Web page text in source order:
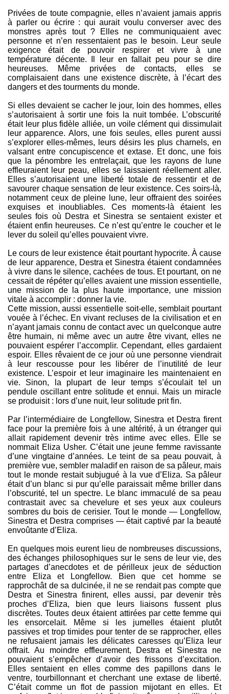
Privées de toute compagnie, elles n’avaient jamais appris
à parler ou écrire : qui aurait voulu converser avec des
monstres après tout ? Elles ne communiquaient avec
personne et n’en ressentaient pas le besoin. Leur seule
exigence était de pouvoir respirer et vivre à une
température décente. Il leur en fallait peu pour se dire
heureuses. Même privées de contacts, elles se
complaisaient dans une existence discrète, à l’écart des
dangers et des tourments du monde.
Si elles devaient se cacher le jour, loin des hommes, elles
s’autorisaient à sortir une fois la nuit tombée. L’obscurité
était leur plus fidèle alliée, un voile clément qui dissimulait
leur apparence. Alors, une fois seules, elles purent aussi
s’explorer elles-mêmes, leurs désirs les plus charnels, en
valsant entre concupiscence et extase. Et donc, une fois
que la pénombre les entrelaçait, que les rayons de lune
effleuraient leur peau, elles se laissaient réellement aller.
Elles s’autorisaient une liberté totale de ressentir et de
savourer chaque sensation de leur existence. Ces soirs-là,
notamment ceux de pleine lune, leur offraient des soirées
exquises et inoubliables. Ces moments-là étaient les
seules fois où Destra et Sinestra se sentaient exister et
étaient enfin heureuses. Ce n’est qu’entre le coucher et le
lever du soleil qu’elles pouvaient vivre.
Le cours de leur existence était pourtant hypocrite. À cause
de leur apparence, Destra et Sinestra étaient condamnées
à vivre dans le silence, cachées de tous. Et pourtant, on ne
cessait de répéter qu’elles avaient une mission essentielle,
une mission de la plus haute importance, une mission
vitale à accomplir : donner la vie.
Cette mission, aussi essentielle soit-elle, semblait pourtant
vouée à l’échec. En vivant recluses de la civilisation et en
n’ayant jamais connu de contact avec un quelconque autre
être humain, ni même avec un autre être vivant, elles ne
pouvaient espérer l’accomplir. Cependant, elles gardaient
espoir. Elles rêvaient de ce jour où une personne viendrait
à leur rescousse pour les libérer de l’inutilité de leur
existence. L’espoir et leur imaginaire les maintenaient en
vie. Sinon, la plupart de leur temps s’écoulait tel un
pendule oscillant entre solitude et ennui. Mais un miracle
se produisit : lors d’une nuit, leur solitude prit fin.
Par l’intermédiaire de Longfellow, Sinestra et Destra firent
face pour la première fois à une altérité, à un étranger qui
allait rapidement devenir très intime avec elles. Elle se
nommait Eliza Usher. C’était une jeune femme ravissante
d’une vingtaine d’années. Le teint de sa peau pouvait, à
première vue, sembler maladif en raison de sa pâleur, mais
tout le monde restait subjugué à la vue d’Eliza. Sa pâleur
était d’un blanc si pur qu’elle paraissait même briller dans
l’obscurité, tel un spectre. Le blanc immaculé de sa peau
contrastait avec sa chevelure et ses yeux aux couleurs
sombres du bois de cerisier. Tout le monde — Longfellow,
Sinestra et Destra comprises — était captivé par la beauté
envoûtante d’Eliza.
En quelques mois eurent lieu de nombreuses discussions,
des échanges philosophiques sur le sens de leur vie, des
partages d’anecdotes et de périlleux jeux de séduction
entre Eliza et Longfellow. Bien que cet homme se
rapprochât de sa dulcinée, il ne se rendait pas compte que
Destra et Sinestra finirent, elles aussi, par devenir très
proches d’Eliza, bien que leurs liaisons fussent plus
discrètes. Toutes deux étaient attirées par cette femme qui
les ensorcelait. Même si les jumelles étaient plutôt
passives et trop timides pour tenter de se rapprocher, elles
ne refusaient jamais les délicates caresses qu’Eliza leur
offrait. Au moindre effleurement, Destra et Sinestra ne
pouvaient s’empêcher d’avoir des frissons d’excitation.
Elles sentaient en elles comme des papillons dans le
ventre, tourbillonnant et cherchant une extase de liberté.
C’était comme un flot de passion mijotant en elles. Et